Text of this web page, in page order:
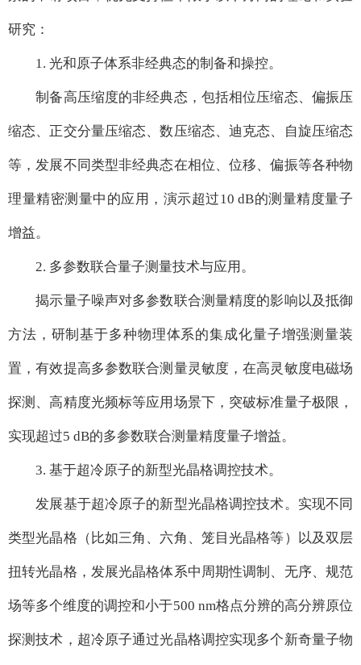
研究：
1. 光和原子体系非经典态的制备和操控。
制备高压缩度的非经典态，包括相位压缩态、偏振压
缩态、正交分量压缩态、数压缩态、迪克态、自旋压缩态
等，发展不同类型非经典态在相位、位移、偏振等各种物
理量精密测量中的应用，演示超过10 dB的测量精度量子
增益。
2. 多参数联合量子测量技术与应用。
揭示量子噪声对多参数联合测量精度的影响以及抵御
方法，研制基于多种物理体系的集成化量子增强测量装
置，有效提高多参数联合测量灵敏度，在高灵敏度电磁场
探测、高精度光频标等应用场景下，突破标准量子极限，
实现超过5 dB的多参数联合测量精度量子增益。
3. 基于超冷原子的新型光晶格调控技术。
发展基于超冷原子的新型光晶格调控技术。实现不同
类型光晶格（比如三角、六角、笼目光晶格等）以及双层
扭转光晶格，发展光晶格体系中周期性调制、无序、规范
场等多个维度的调控和小于500 nm格点分辨的高分辨原位
探测技术，超冷原子通过光晶格调控实现多个新奇量子物